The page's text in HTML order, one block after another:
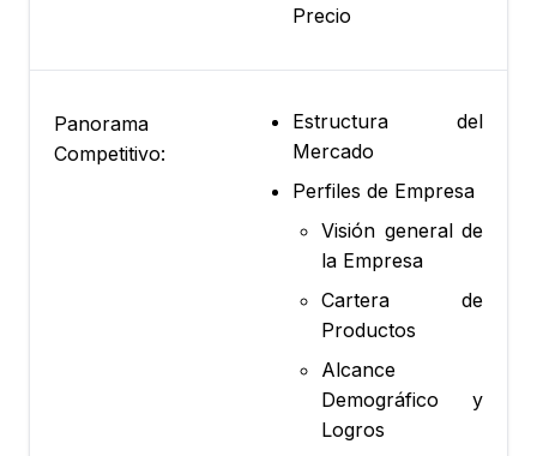
Precio
Panorama
Competitivo:
Estructura del
Mercado
Perfiles de Empresa
Visión general de
la Empresa
Cartera de
Productos
Alcance
Demográfico y
Logros